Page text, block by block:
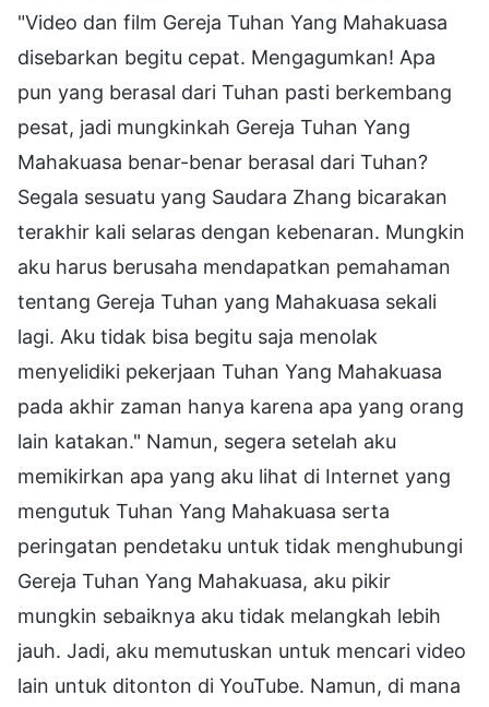
"Video dan film Gereja Tuhan Yang Mahakuasa
disebarkan begitu cepat. Mengagumkan! Apa
pun yang berasal dari Tuhan pasti berkembang
pesat, jadi mungkinkah Gereja Tuhan Yang
Mahakuasa benar-benar berasal dari Tuhan?
Segala sesuatu yang Saudara Zhang bicarakan
terakhir kali selaras dengan kebenaran. Mungkin
aku harus berusaha mendapatkan pemahaman
tentang Gereja Tuhan yang Mahakuasa sekali
lagi. Aku tidak bisa begitu saja menolak
menyelidiki pekerjaan Tuhan Yang Mahakuasa
pada akhir zaman hanya karena apa yang orang
lain katakan." Namun, segera setelah aku
memikirkan apa yang aku lihat di Internet yang
mengutuk Tuhan Yang Mahakuasa serta
peringatan pendetaku untuk tidak menghubungi
Gereja Tuhan Yang Mahakuasa, aku pikir
mungkin sebaiknya aku tidak melangkah lebih
jauh. Jadi, aku memutuskan untuk mencari video
lain untuk ditonton di YouTube. Namun, di mana